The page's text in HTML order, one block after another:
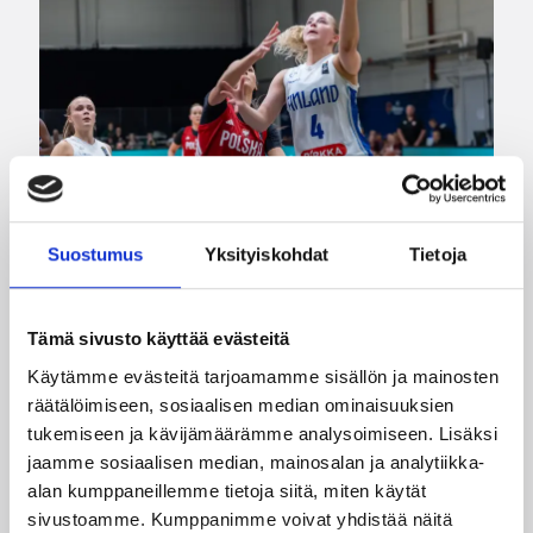
Suostumus Yksityiskohdat Tietoja
Tämä sivusto käyttää evästeitä
Käytämme evästeitä tarjoamamme sisällön ja mainosten
räätälöimiseen, sosiaalisen median ominaisuuksien
tukemiseen ja kävijämäärämme analysoimiseen. Lisäksi
jaamme sosiaalisen median, mainosalan ja analytiikka-
alan kumppaneillemme tietoja siitä, miten käytät
sivustoamme. Kumppanimme voivat yhdistää näitä
Suomen 18-vuotiaat tytöt
taistelivat Puolan nurin – EM-
välieräpaikka varmistui
Suomen 18-vuotiaiden tyttöjen maajoukkue